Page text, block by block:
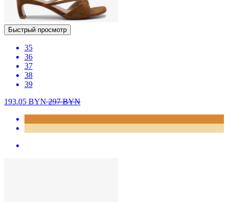
Быстрый просмотр
35
36
37
38
39
193.05 BYN297BYN